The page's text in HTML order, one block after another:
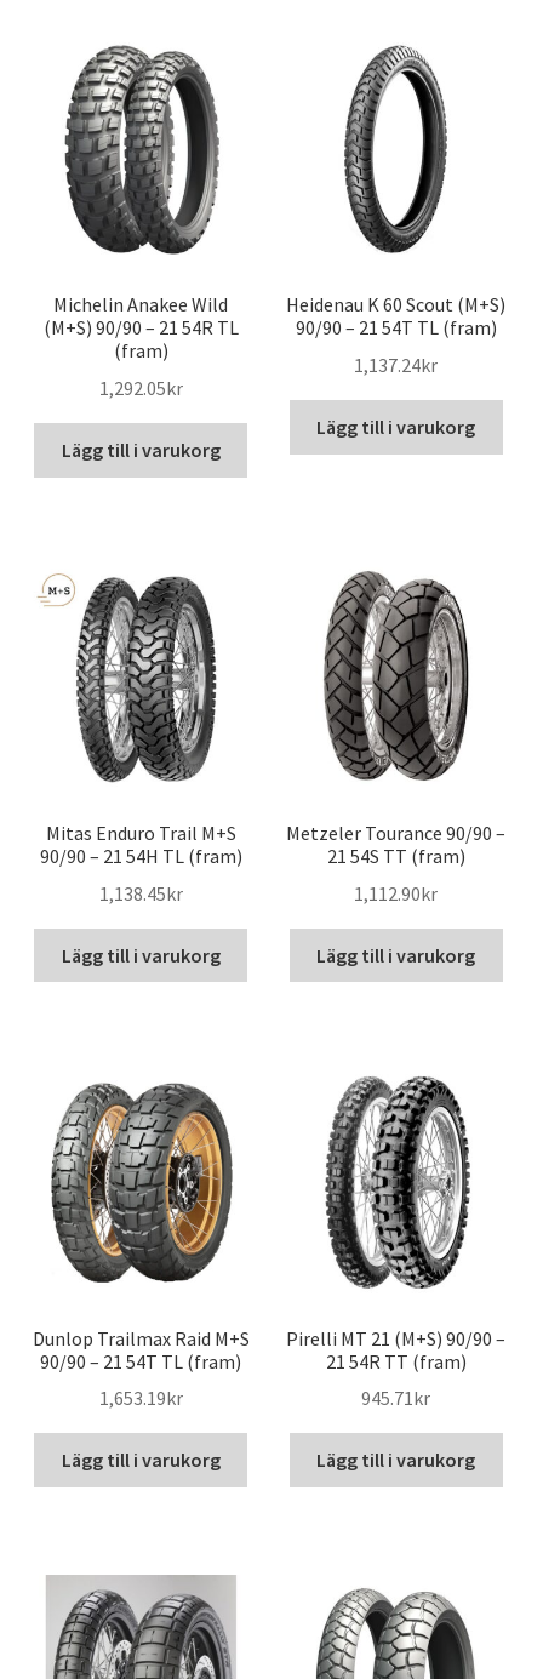
Michelin Anakee Wild
(M+S) 90/90 – 21 54R TL
(fram)
1,292.05kr
Lägg till i varukorg
Heidenau K 60 Scout (M+S)
90/90 – 21 54T TL (fram)
1,137.24kr
Lägg till i varukorg
Mitas Enduro Trail M+S
90/90 – 21 54H TL (fram)
1,138.45kr
Lägg till i varukorg
Metzeler Tourance 90/90 –
21 54S TT (fram)
1,112.90kr
Lägg till i varukorg
Dunlop Trailmax Raid M+S
90/90 – 21 54T TL (fram)
1,653.19kr
Lägg till i varukorg
Pirelli MT 21 (M+S) 90/90 –
21 54R TT (fram)
945.71kr
Lägg till i varukorg